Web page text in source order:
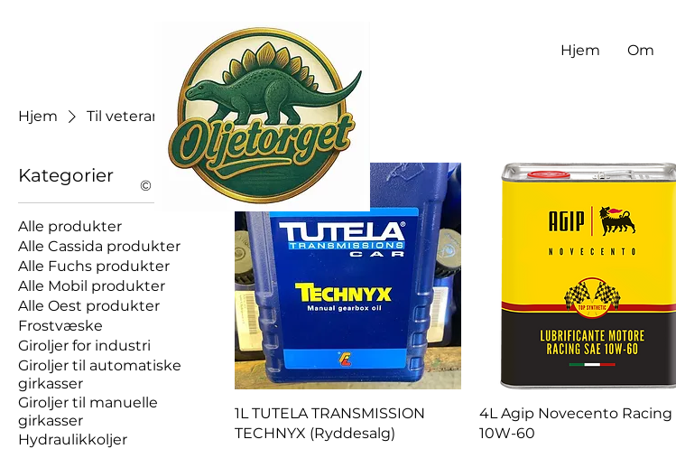
Hjem Om
Hjem Til veteranbiler
Kategorier
Alle produkter
Alle Cassida produkter
Alle Fuchs produkter
Alle Mobil produkter
Alle Oest produkter
Frostvæske
Giroljer for industri
Giroljer til automatiske
girkasser
Giroljer til manuelle
girkasser
Hydraulikkoljer
1L TUTELA TRANSMISSION
TECHNYX (Ryddesalg)
4L Agip Novecento Racing
10W-60
© 2026 av OLJETORGET AS